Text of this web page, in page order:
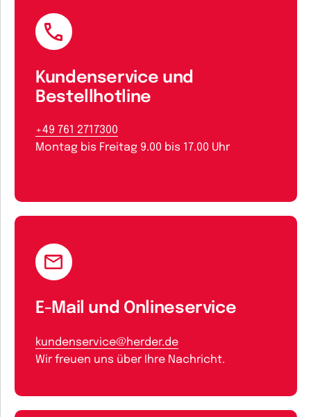
Kundenservice und
Bestellhotline
+49 761 2717300
Montag bis Freitag 9.00 bis 17.00 Uhr
E-Mail und Onlineservice
kundenservice@herder.de
Wir freuen uns über Ihre Nachricht.